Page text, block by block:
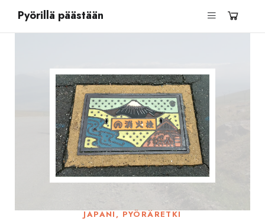
Pyörillä päästään
JAPANI,PYÖRÄRETKI